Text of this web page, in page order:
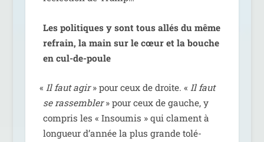
Les poli­tiques y sont tous allés du même
refrain, la main sur le cœur et la bouche
en cul-de-poule
« Il faut agir» pour ceux de droite. « Il faut
se ras­sem­bler» pour ceux de gauche, y
com­pris les « Insoumis » qui clament à
lon­gueur d’an­née la plus grande tolé­